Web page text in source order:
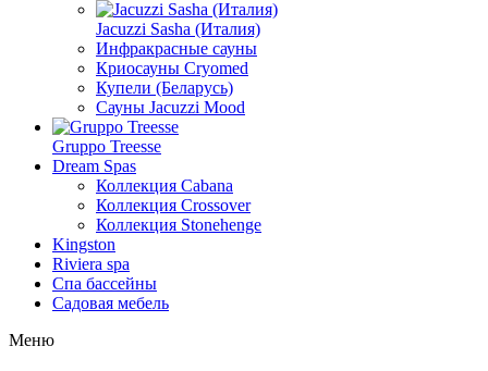
Jacuzzi Sasha (Италия)
Инфракрасные сауны
Криосауны Cryomed
Купели (Беларусь)
Сауны Jacuzzi Mood
Gruppo Treesse
Dream Spas
Коллекция Cabana
Коллекция Crossover
Коллекция Stonehenge
Kingston
Riviera spa
Спа бассейны
Садовая мебель
Меню